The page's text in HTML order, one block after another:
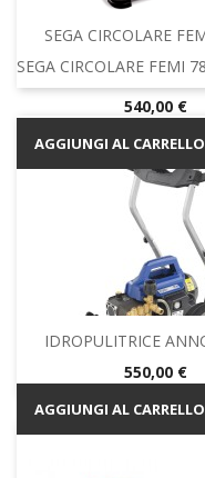
SEGA CIRCOLARE
SEGA CIRCOLARE FEMI
Prezzo
540,00 €
AGGIUNGI AL CARRELLO
IDROPULITRICE
Prezzo
550,00 €
AGGIUNGI AL CARRELLO